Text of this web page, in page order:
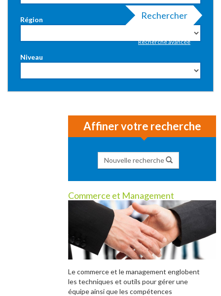
Région
Niveau
Rechercher
Recherche avancée
Affiner votre recherche
Nouvelle recherche
Commerce et Management
Le commerce et le management englobent
les techniques et outils pour gérer une
équipe ainsi que les compétences